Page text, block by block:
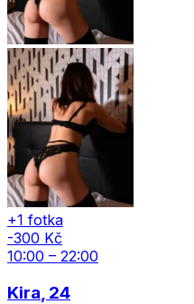
+1 fotka
-300 Kč
10:00 – 22:00
Kira, 24